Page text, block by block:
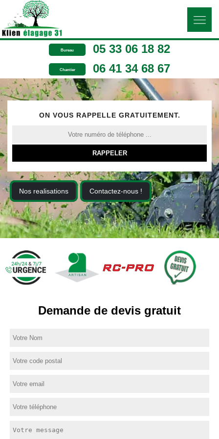
Bureau 05 33 06 18 82
Chantier 06 41 34 68 67
ON VOUS RAPPELLE GRATUITEMENT.
Nos realisations Contactez-nous !
Demande de devis gratuit